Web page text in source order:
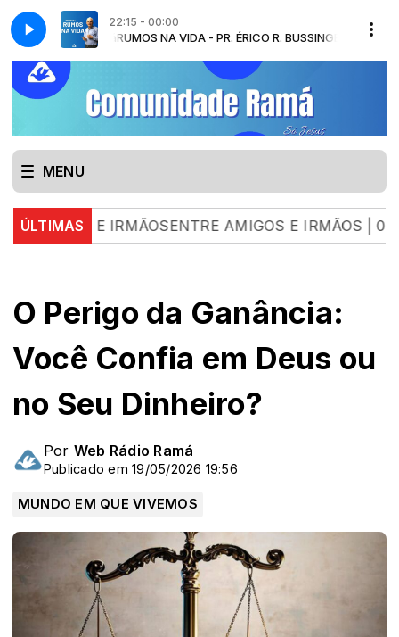
22:15 - 00:00
RUMOS NA VIDA - PR. ÉRICO R. BUSSINGER com
MENU
ÚLTIMAS
E IRMÃOSENTRE AMIGOS E IRMÃOS | 04.08.26 |
O Perigo da Ganância:
Você Confia em Deus ou
no Seu Dinheiro?
Por Web Rádio Ramá
Publicado em 19/05/2026 19:56
MUNDO EM QUE VIVEMOS